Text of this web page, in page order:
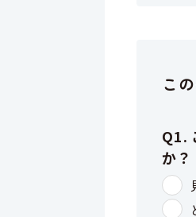
こ